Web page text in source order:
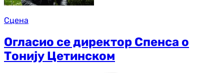
Сцена
Огласио се директор Спенса о
Тонију Цетинском